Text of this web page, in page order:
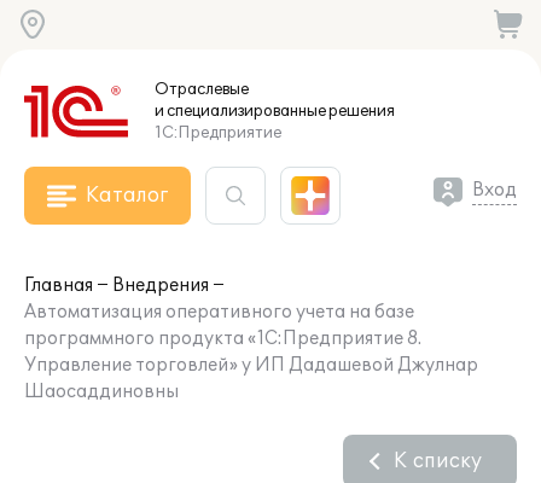
Отраслевые
и специализированныерешения
1С:Предприятие
Каталог Вход
Главная
Внедрения
Автоматизация оперативного учета на базе
программного продукта «1С:Предприятие 8.
Управление торговлей» у ИП Дадашевой Джулнар
Шаосаддиновны
К списку